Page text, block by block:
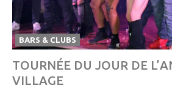
BARS & CLUBS
TOURNÉE DU JOUR DE
VILLAGE